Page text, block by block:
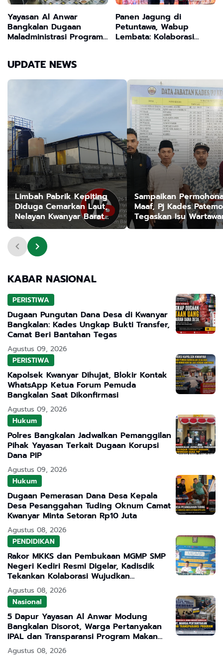
Yayasan Al Anwar
Bangkalan Dugaan
Maladministrasi Program
Panen Jagung di
Petuntawa, Wabup
Lembata: Kolaborasi
UPDATE NEWS
Limbah Pabrik Kepiting
Diduga Cemarkan Laut,
Nelayan Kwanyar Barat
Bangkalan Desak DLH
Turun Tangan
Sampaikan
Maaf, Pj Kades
Tegaskan Isu
Minta Uang Adalah
KABAR NASIONAL
PERISTIWA
Dugaan Pungutan Dana Desa di Kwanyar
Bangkalan: Kades Ungkap Bukti Transfer,
Camat Beri Bantahan Tegas
Agustus 09, 2026
PERISTIWA
Kapolsek Kwanyar Dihujat, Blokir Kontak
WhatsApp Ketua Forum Pemuda
Bangkalan Saat Dikonfirmasi
Agustus 09, 2026
Hukum
Polres Bangkalan Jadwalkan Pemanggilan
Pihak Yayasan Terkait Dugaan Korupsi
Dana PIP
Agustus 09, 2026
Hukum
Dugaan Pemerasan Dana Desa Kepala
Desa Pesanggahan Tuding Oknum Camat
Kwanyar Minta Setoran Rp10 Juta
Agustus 08, 2026
PENDIDIKAN
Rakor MKKS dan Pembukaan MGMP SMP
Negeri Kediri Resmi Digelar, Kadisdik
Tekankan Kolaborasi Wujudkan
Pendidikan Bermutu
Agustus 08, 2026
Nasional
5 Dapur Yayasan Al Anwar Modung
Bangkalan Disorot, Warga Pertanyakan
IPAL dan Transparansi Program Makan
Bergizi Gratis
Agustus 08, 2026